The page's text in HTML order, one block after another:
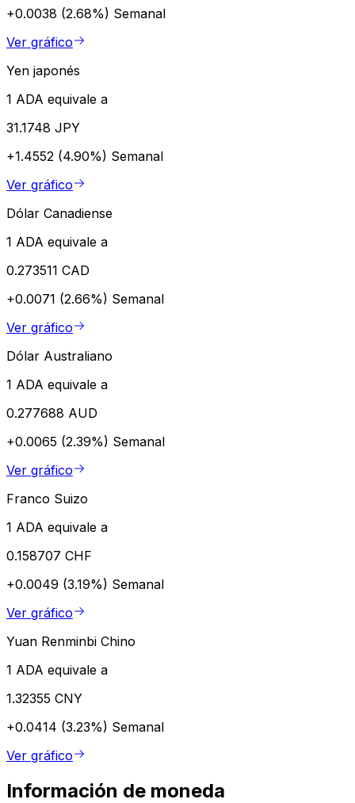
+0.0038 (2.68%) Semanal
Ver gráfico
Yen japonés
1 ADA equivale a
31.1748 JPY
+1.4552 (4.90%) Semanal
Ver gráfico
Dólar Canadiense
1 ADA equivale a
0.273511 CAD
+0.0071 (2.66%) Semanal
Ver gráfico
Dólar Australiano
1 ADA equivale a
0.277688 AUD
+0.0065 (2.39%) Semanal
Ver gráfico
Franco Suizo
1 ADA equivale a
0.158707 CHF
+0.0049 (3.19%) Semanal
Ver gráfico
Yuan Renminbi Chino
1 ADA equivale a
1.32355 CNY
+0.0414 (3.23%) Semanal
Ver gráfico
Información de moneda